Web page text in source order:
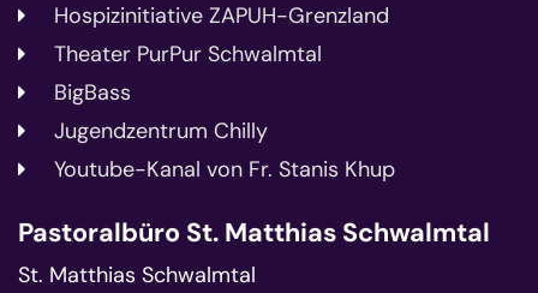
Hospizinitiative ZAPUH-Grenzland
Theater PurPur Schwalmtal
BigBass
Jugendzentrum Chilly
Youtube-Kanal von Fr. Stanis Khup
Pastoralbüro St. Matthias Schwalmtal
St. Matthias Schwalmtal